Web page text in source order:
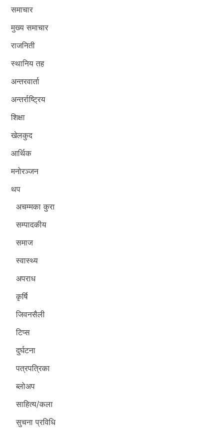
समाचार
मुख्य समाचार
राजनिती
स्थानिय तह
अन्तरवार्ता
अन्तर्राष्ट्रिय
शिक्षा
खेलकुद
आर्थिक
मनोरञ्जन
थप
अचम्मका कुरा
सम्पादकीय
समाज
स्वास्थ्य
अपराध
कृर्षि
जिवनसैली
टिप्स
दुर्घटना
पत्रपत्रिका
ब्लोअप
साहित्य/कला
सुचना प्रविधि